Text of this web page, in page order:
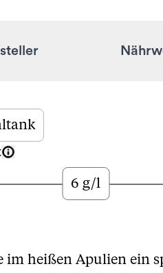
6 g/l
im heißen Apulien ein